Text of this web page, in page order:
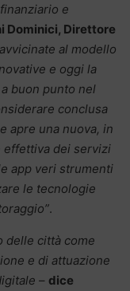
e
Dominici, Direttore
al modello
e oggi la
buon punto nel
conclusa
apre una nuova, in
effettiva dei servizi
app veri strumenti
le tecnologie
.
delle città come
e di attuazione
– dice